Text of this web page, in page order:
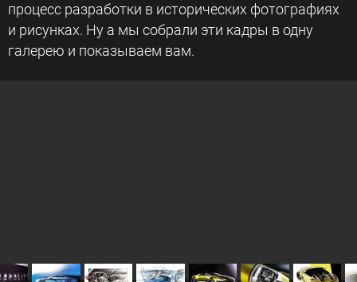
процесс разработки в исторических фотографиях
и рисунках. Ну а мы собрали эти кадры в одну
галерею и показываем вам.